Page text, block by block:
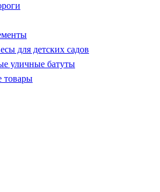
для детских садов
уличные батуты
товары